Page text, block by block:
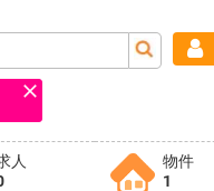
人
物件
1